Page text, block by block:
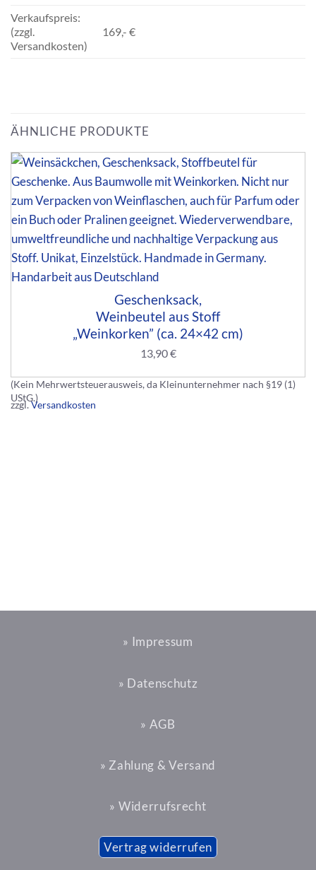
Verkaufspreis:
(zzgl.
Versandkosten)
169,- €
ÄHNLICHE PRODUKTE
Geschenksack,
Weinbeutel aus Stoff
„Weinkorken” (ca. 24×42 cm)
13,90€
(Kein Mehrwertsteuerausweis, da Kleinunternehmer nach §19 (1)
UStG.)
zzgl.Versandkosten
» Impressum
» Datenschutz
» AGB
» Zahlung & Versand
» Widerrufsrecht
Vertrag widerrufen